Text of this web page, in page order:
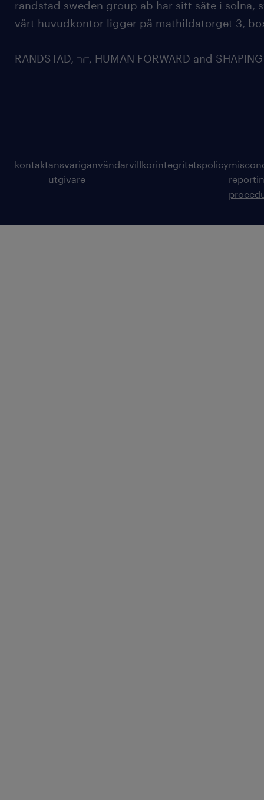
randstad sweden group ab har sitt säte i solna,
vårt huvudkontor ligger på mathildatorget 3,
RANDSTAD, , HUMAN FORWARD and
kontaktansvarig
utgivare
användarvillkorintegritetspolicy